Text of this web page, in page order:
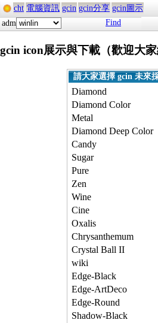
cht 電腦資訊 gcin gcin分享 gcin圖示
adm
Find
gcin icon展示與下載（歡迎大家
請大家選擇 gcin 未來
Diamond
Diamond Color
Metal
Diamond Deep Color
Candy
Sugar
Pure
Zen
Wine
Cine
Oxalis
Chrysanthemum
Crystal Ball II
wiki
Edge-Black
Edge-ArtDeco
Edge-Round
Shadow-Black